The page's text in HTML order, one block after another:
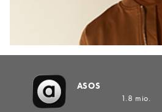
ASOS
1.8 mio.